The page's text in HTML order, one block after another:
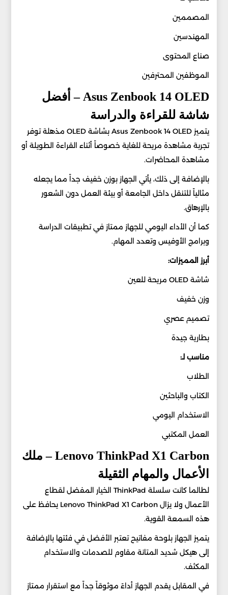
المصممين
المهندسين
صناع المحتوى
الموظفين المحترفين
Asus Zenbook 14 OLED – أفضل
شاشة للقراءة والدراسة
يتميز Asus Zenbook 14 OLED بشاشة OLED مذهلة توفر
تجربة مشاهدة مريحة للغاية خصوصاً أثناء القراءة الطويلة أو
مشاهدة المحاضرات.
بالإضافة إلى ذلك، يأتي الجهاز بوزن خفيف جداً مما يجعله
مثالياً للتنقل داخل الجامعة أو بيئة العمل دون الشعور
بالإرهاق.
كما أن الأداء اليومي للجهاز ممتاز في تطبيقات الدراسة
وبرامج الأوفيس وتعدد المهام.
أبرز المميزات:
شاشة OLED مريحة للعين
وزن خفيف
تصميم عصري
بطارية جيدة
مناسب لـ:
الطلاب
الكتاب والباحثين
الاستخدام اليومي
العمل المكتبي
Lenovo ThinkPad X1 Carbon – ملك
الأعمال والمهام الثقيلة
لطالما كانت سلسلة ThinkPad الخيار المفضل لقطاع
الأعمال ولا يزال Lenovo ThinkPad X1 Carbon يحافظ على
هذه السمعة القوية.
يتميز الجهاز بلوحة مفاتيح تعتبر الأفضل في فئتها بالإضافة
إلى هيكل شديد المتانة مقاوم للصدمات والاستخدام
المكثف.
في المقابل يقدم الجهاز أداءً موثوقاً جداً مع استقرار ممتاز